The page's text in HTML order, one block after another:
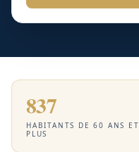
837
HABITANTS DE 60 ANS ET
PLUS